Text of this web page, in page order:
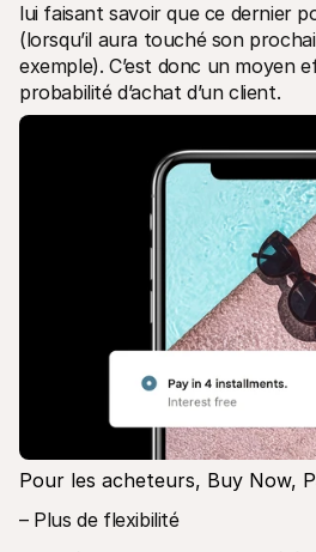
lui faisant savoir que ce dernier
(lorsqu’il aura touché son
exemple). C’est donc un moyen
probabilité d’achat d’un client.
Pour les acheteurs, Buy Now,
– Plus de flexibilité